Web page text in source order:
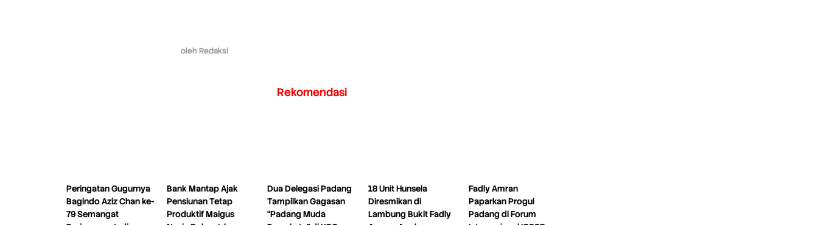
oleh Redaksi
Rekomendasi
Peringatan Gugurnya
Bagindo Aziz Chan ke-
79 Semangat
Bank Mantap Ajak
Pensiunan Tetap
Produktif Maigus
Dua Delegasi Padang
Tampilkan Gagasan
“Padang Muda
18 Unit Hunsela
Diresmikan di
Lambung Bukit Fadly
Fadly Amran
Paparkan Progul
Padang di Forum